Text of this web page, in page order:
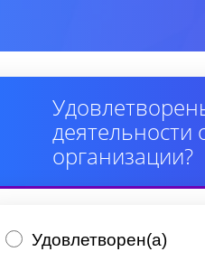
организации?
Удовлетворен(а)